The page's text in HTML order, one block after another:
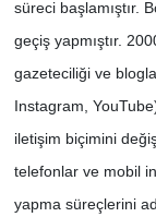
süreci başlamıştır.
geçiş yapmıştır.
gazeteciliği ve
Instagram,
iletişim biçimini
telefonlar ve mobil
yapma süreçlerini